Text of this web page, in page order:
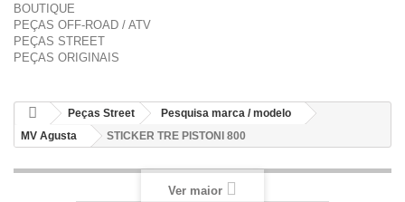
BOUTIQUE
PEÇAS OFF-ROAD / ATV
PEÇAS STREET
PEÇAS ORIGINAIS
Peças Street
Pesquisa marca / modelo
MV Agusta
STICKER TRE PISTONI 800
Ver maior